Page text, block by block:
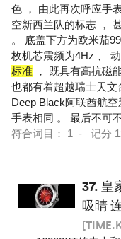
色 ， 由此再次呼应手
空新西兰队的标志 ，
。 底盖下方为欧米茄
枚机芯震频为4Hz 、
标准 ， 既具有高抗磁
也都有着超越瑞士天
Deep Black阿联酋航
手表相同 。 最后不可
符合词目： 1 - 记分
37. 皇
吸睛